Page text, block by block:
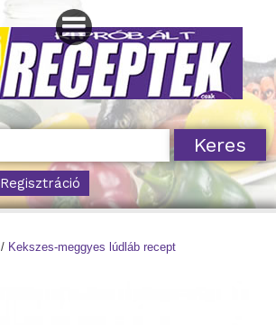
Regisztráció
/ Kekszes-meggyes lúdláb recept